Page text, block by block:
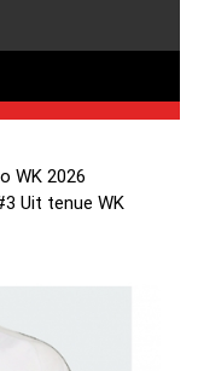
WK 2026
Uit tenue WK